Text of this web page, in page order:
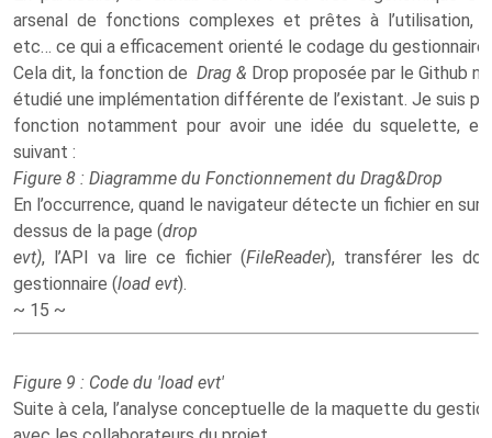
arsenal de fonctions complexes et prêtes à l’utilisation,
etc… ce qui a efficacement orienté le codage du
Cela dit, la fonction de Drag & Drop proposée par le Github
étudié une implémentation différente de l’existant. Je suis
fonction notamment pour avoir une idée du squelette,
suivant :
Figure 8 : Diagramme du Fonctionnement du Drag&Drop
En l’occurrence, quand le navigateur détecte un fichier en
dessus de la page (drop
evt), l’API va lire ce fichier (FileReader), transférer les
gestionnaire (load evt).
~ 15 ~
Figure 9 : Code du 'load evt'
Suite à cela, l’analyse conceptuelle de la maquette du